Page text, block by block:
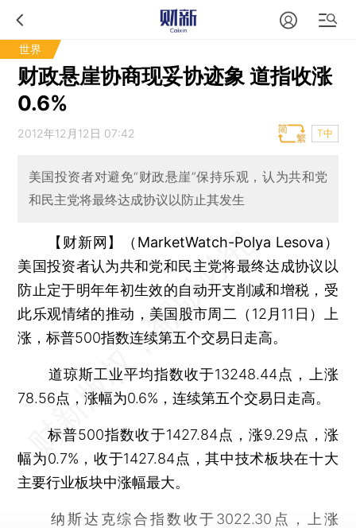
世界
财政悬崖协商现妥协迹象 道指收涨
0.6%
2012年12月12日 07:42 T中
美国投资者对避免“财政悬崖”保持乐观，认为共和党
和民主党将最终达成协议以防止其发生
【财新网】（MarketWatch-Polya Lesova）
美国投资者认为共和党和民主党将最终达成协议以
防止定于明年年初生效的自动开支削减和增税，受
此乐观情绪的推动，美国股市周二（12月11日）上
涨，标普500指数连续第五个交易日走高。
道琼斯工业平均指数收于13248.44点，上涨
78.56点，涨幅为0.6%，连续第五个交易日走高。
标普500指数收于1427.84点，涨9.29点，涨
幅为0.7%，收于1427.84点，其中技术板块在十大
主要行业板块中涨幅最大。
纳斯达克综合指数收于3022.30点，上涨